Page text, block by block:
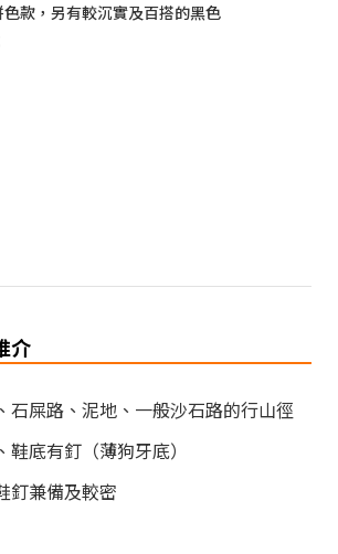
款，另有較沉實及百搭的黑色
介
石屎路、泥地、一般沙石路的行山徑
鞋底有釘（薄狗牙底）
釘兼備及較密